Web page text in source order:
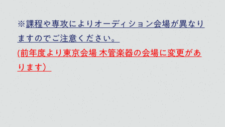
※課程や専攻によりオーディション会場が異なり
ますのでご注意ください。
(前年度より東京会場 木管楽器の会場に変更があ
ります）